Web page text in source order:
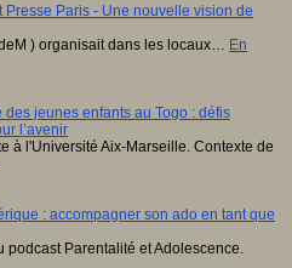
Paris - Une nouvelle vision de
) organisait dans les locaux… En
jeunes enfants au Togo : défis
l’avenir
à l'Université Aix-Marseille. Contexte de
: accompagner son ado en tant que
Parentalité et Adolescence.